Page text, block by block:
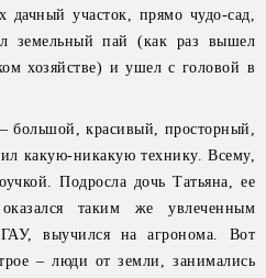
дачный участок, прямо чудо-сад,
земельный пай (как раз вышел
хозяйстве) и ушел с головой в
большой, красивый, просторный,
какую-никакую технику. Всему,
Подросла дочь Татьяна, ее
таким же увлеченным
выучился на агронома. Вот
– люди от земли, занимались